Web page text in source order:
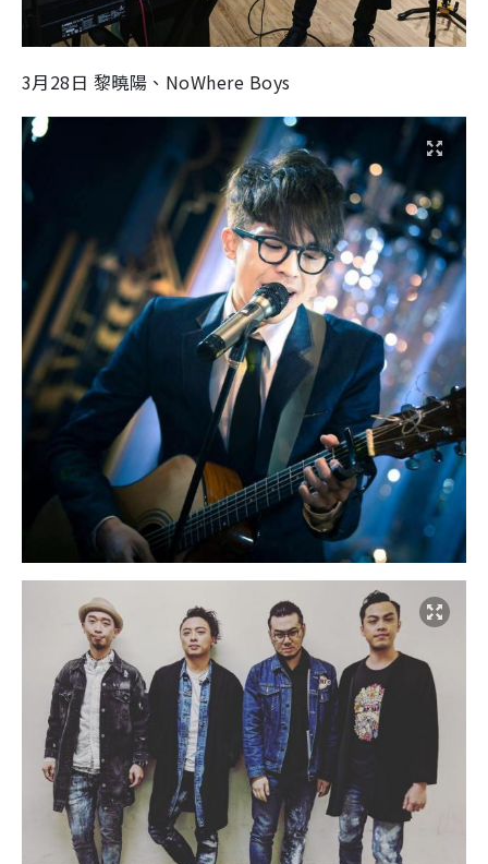
3月28日 黎曉陽、NoWhere Boys